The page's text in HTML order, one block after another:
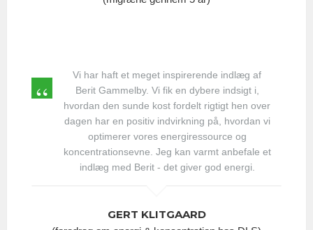
Vi har haft et meget inspirerende indlæg af
Berit Gammelby. Vi fik en dybere indsigt i,
hvordan den sunde kost fordelt rigtigt hen over
dagen har en positiv indvirkning på, hvordan vi
optimerer vores energiressource og
koncentrationsevne. Jeg kan varmt anbefale et
indlæg med Berit - det giver god energi.
GERT KLITGAARD